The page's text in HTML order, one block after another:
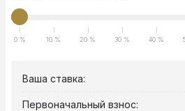
0 % 10 % 20 % 30 % 40 %
Ваша ставка:
Первоначальный взнос: